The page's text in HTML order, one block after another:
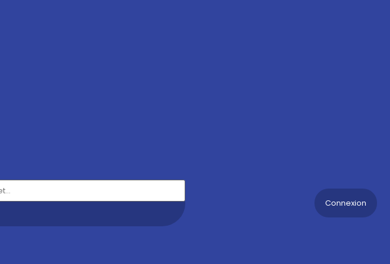
Connexion